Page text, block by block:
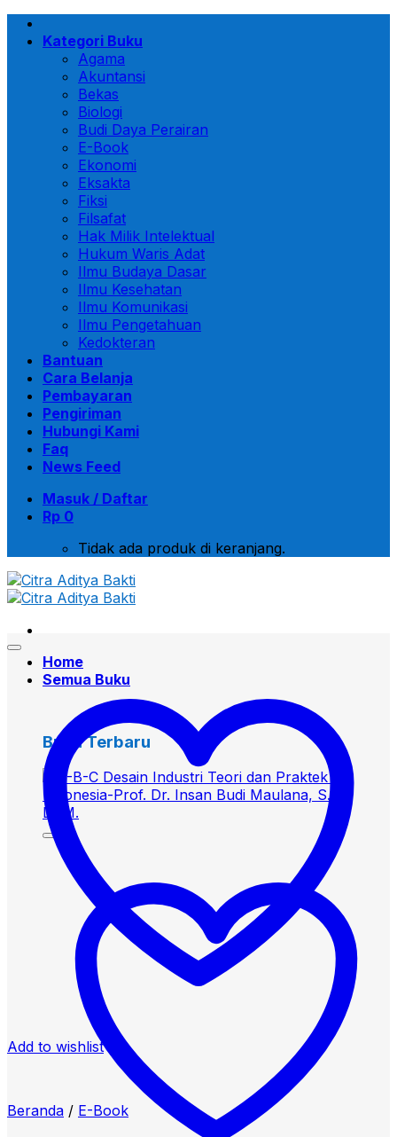
Skip
Kategori Buku
Agama
Akuntansi
Bekas
Biologi
Budi Daya Perairan
E-Book
Ekonomi
Eksakta
Fiksi
Filsafat
Hak Milik Intelektual
Hukum Waris Adat
Ilmu Budaya Dasar
Ilmu Kesehatan
Ilmu Komunikasi
Ilmu Pengetahuan
Kedokteran
Bantuan
Cara Belanja
Pembayaran
Pengiriman
Hubungi Kami
Faq
News Feed
Masuk / Daftar
Rp 0
Tidak ada produk di keranjang.
Home
Semua Buku
Buku Terbaru
Add to wishlist
Beranda / E-Book